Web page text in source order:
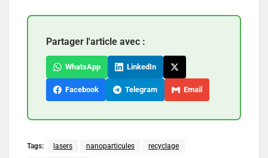
Partager l'article avec :
WhatsApp LinkedIn
Facebook Telegram Email
Tags: lasers nanoparticules recyclage